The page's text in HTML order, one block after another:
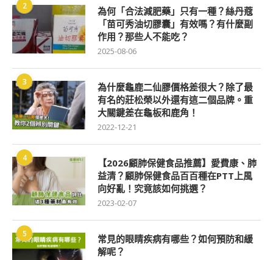
2
為何「合法減肥藥」只有一種？絲丹蔻
「苗可秀油切膠囊」有效嗎？有什麼副
作用？那些人不能吃？
2025-08-06
3
為什麼龜鹿二仙膠價格差很大？除了最
有名的莊松榮以外還有這二個品牌。重
大關鍵差在龜板和鹿角！
2022-12-21
4
【2026顧肺保健食品推薦】愛費康、肺
益清？顧肺保健食品百百種在PTT上風
向好亂！究竟該如何挑選？
2023-02-07
5
常見的眼睛疾病有哪些？如何預防和緩
解呢？